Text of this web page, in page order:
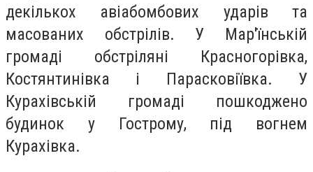
декількох авіабомбових ударів та
масованих обстрілів. У Мар'їнській
громаді обстріляні Красногорівка,
Костянтинівка і Парасковіївка. У
Курахівській громаді пошкоджено
будинок у Гострому, під вогнем
Курахівка.